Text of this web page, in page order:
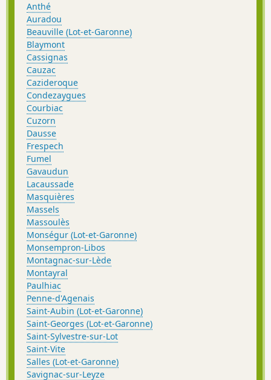
Anthé
Auradou
Beauville (Lot-et-Garonne)
Blaymont
Cassignas
Cauzac
Cazideroque
Condezaygues
Courbiac
Cuzorn
Dausse
Frespech
Fumel
Gavaudun
Lacaussade
Masquières
Massels
Massoulès
Monségur (Lot-et-Garonne)
Monsempron-Libos
Montagnac-sur-Lède
Montayral
Paulhiac
Penne-d'Agenais
Saint-Aubin (Lot-et-Garonne)
Saint-Georges (Lot-et-Garonne)
Saint-Sylvestre-sur-Lot
Saint-Vite
Salles (Lot-et-Garonne)
Savignac-sur-Leyze